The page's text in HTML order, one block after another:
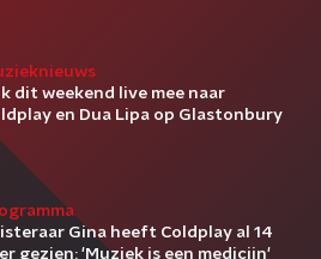
dit weekend live mee naar
en Dua Lipa op Glastonbury
Gina heeft Coldplay al 14
gezien: 'Muziek is een medicijn'